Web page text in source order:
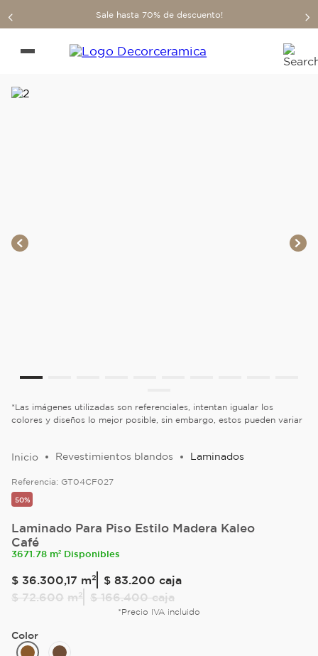
Sale hasta 70% de descuento!
*Las imágenes utilizadas son referenciales, intentan igualar los
colores y diseños lo mejor posible, sin embargo, estos pueden variar
Revestimientos blandos Laminados
Referencia: GT04CF027
50%
Laminado Para Piso Estilo Madera Kaleo
Café
3671.78 m² Disponibles
$ 36.300,17 m² $ 83.200 caja
$ 72.600 m² $ 166.400caja
*Precio IVA incluido
Color